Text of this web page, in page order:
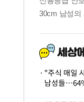
"주식 매일
남성들